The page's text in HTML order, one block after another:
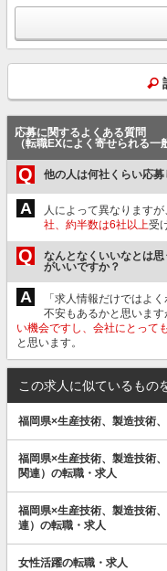
応募に関するよくある質問
（転職EXによく寄せられる一
Q 他の人は何社くらい応募
A 人によって異なりますが
社、約半数は6社以上受
Q
なんとなくいいなとは
がいいですか？
A
「求人情報だけではよ
不安もあるかと思います
い機会ですし、会社にとって
と思います。
この求人に似ているもの
福岡県×生産技術、製造技術
福岡県×生産技術、製造技術
関連）の転職・求人
福岡県×生産技術、製造技術
連）の転職・求人
女性活躍の転職・求人